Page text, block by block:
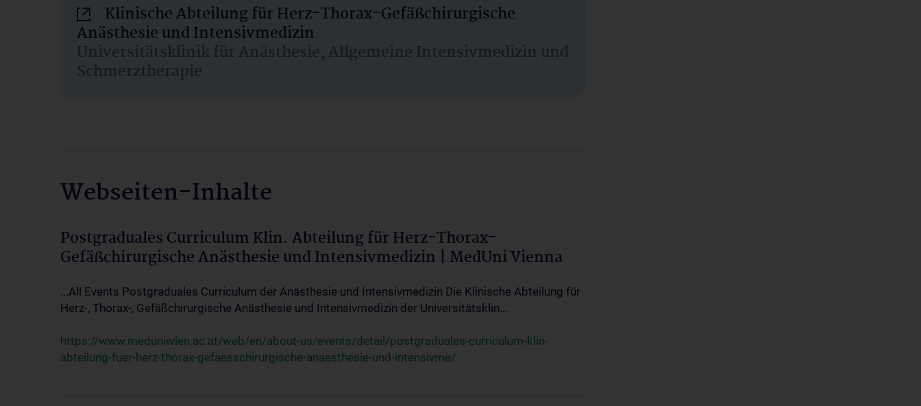
Klinische Abteilung für Herz-Thorax-Gefäßchirurgische
Anästhesie und Intensivmedizin
Universitätsklinik für Anästhesie, Allgemeine Intensivmedizin und
Schmerztherapie
Webseiten-Inhalte
Postgraduales Curriculum Klin. Abteilung für Herz-Thorax-
Gefäßchirurgische Anästhesie und Intensivmedizin | MedUni Vienna
...All Events Postgraduales Curriculum der Anästhesie und Intensivmedizin Die Klinische Abteilung für
Herz-, Thorax-, Gefäßchirurgische Anästhesie und Intensivmedizin der Universitätsklin...
https://www.meduniwien.ac.at/web/en/about-us/events/detail/postgraduales-curriculum-klin-
abteilung-fuer-herz-thorax-gefaesschirurgische-anaesthesie-und-intensivme/